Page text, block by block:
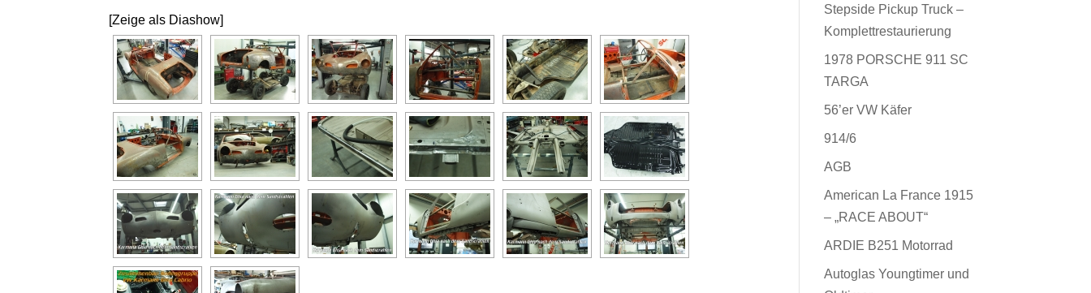
[Zeige als Diashow]
Stepside Pickup Truck –
Komplettrestaurierung
1978 PORSCHE 911 SC
TARGA
56’er VW Käfer
914/6
AGB
American La France 1915
– „RACE ABOUT“
ARDIE B251 Motorrad
Autoglas Youngtimer und